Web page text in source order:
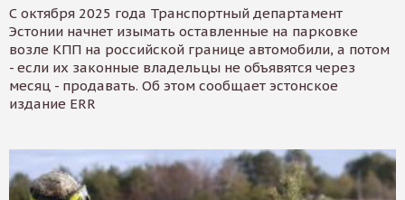
С октября 2025 года Транспортный департамент
Эстонии начнет изымать оставленные на парковке
возле КПП на российской границе автомобили, а потом
- если их законные владельцы не объявятся через
месяц - продавать. Об этом сообщает эстонское
издание ERR